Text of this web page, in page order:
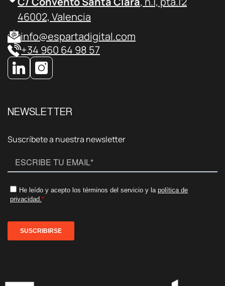
46002, Valencia
info@espartadigital.com
+34 960 64 98 57
NEWSLETTER
Suscríbete a nuestra newsletter